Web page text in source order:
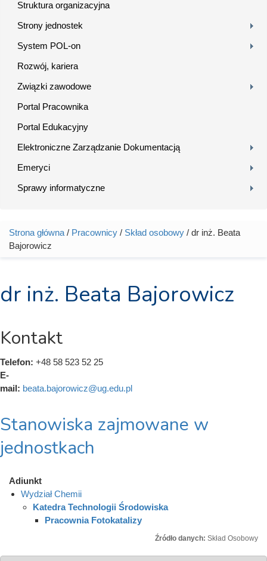
Struktura organizacyjna
Strony jednostek
System POL-on
Rozwój, kariera
Związki zawodowe
Portal Pracownika
Portal Edukacyjny
Elektroniczne Zarządzanie Dokumentacją
Emeryci
Sprawy informatyczne
Jesteś tutaj
Strona główna / Pracownicy / Skład osobowy / dr inż. Beata
Bajorowicz
dr inż. Beata Bajorowicz
Kontakt
Telefon: +48 58 523 52 25
E-
mail: beata.bajorowicz@ug.edu.pl
Stanowiska zajmowane w
jednostkach
Adiunkt
Wydział Chemii
Katedra Technologii Środowiska
Pracownia Fotokatalizy
Źródło danych: Skład Osobowy